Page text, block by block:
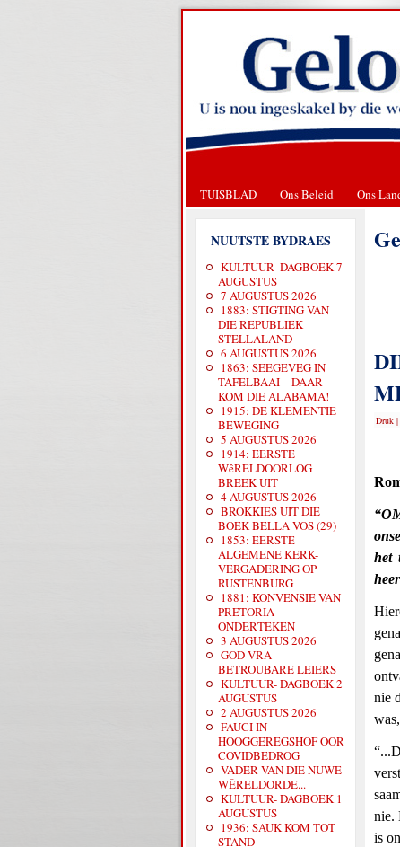
TUISBLAD Ons Beleid Ons
NUUTSTE BYDRAES
KULTUUR- DAGBOEK 7
AUGUSTUS
7 AUGUSTUS 2026
1883: STIGTING VAN
DIE REPUBLIEK
STELLALAND
6 AUGUSTUS 2026
1863: SEEGEVEG IN
TAFELBAAI – DAAR
KOM DIE ALABAMA!
1915: DE KLEMENTIE
BEWEGING
5 AUGUSTUS 2026
1914: EERSTE
WêRELDOORLOG
BREEK UIT
4 AUGUSTUS 2026
BROKKIES UIT DIE
BOEK BELLA VOS (29)
1853: EERSTE
ALGEMENE KERK-
VERGADERING OP
RUSTENBURG
1881: KONVENSIE VAN
PRETORIA
ONDERTEKEN
3 AUGUSTUS 2026
GOD VRA
BETROUBARE LEIERS
KULTUUR- DAGBOEK 2
AUGUSTUS
2 AUGUSTUS 2026
FAUCI IN
HOOGGEREGSHOF OOR
COVIDBEDROG
VADER VAN DIE NUWE
WÊRELDORDE...
KULTUUR- DAGBOEK 1
AUGUSTUS
1936: SAUK KOM TOT
STAND
Druk |
het
nie
nie.
is